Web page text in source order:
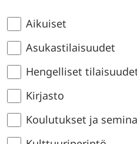
Aikuiset
Asukastilaisuudet
Hengelliset
Kirjasto
Koulutukset ja